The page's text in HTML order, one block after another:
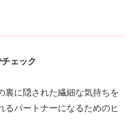
ェック
裏に隠された繊細な気持ちを
るパートナーになるためのヒ